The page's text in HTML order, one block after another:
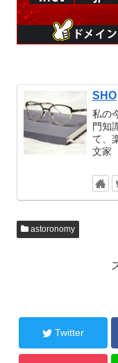
SHO
私の
門知
て、
文家
astoronomy
Twitter